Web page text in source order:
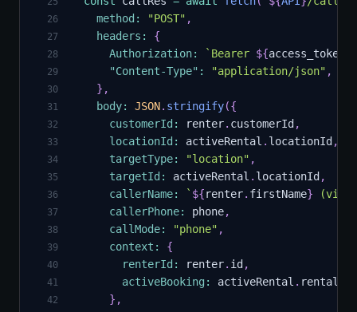
26 method : "POST" ,
27 headers : {
28 Authorization: ` Bearer ${access_token
29 "Content-Type" : "application/json" ,
30 } ,
31 body: JSON. stringify({
32 customerId : renter. customerId ,
33 locationId : activeRental . locationId ,
34 targetType: "location" ,
35 targetId : activeRental . locationId ,
36 callerName: ` ${renter. firstName} (via
37 callerPhone: phone,
38 callMode: "phone" ,
39 context : {
40 renterId : renter. id ,
41 activeBooking : activeRental . rentalId
42 } ,